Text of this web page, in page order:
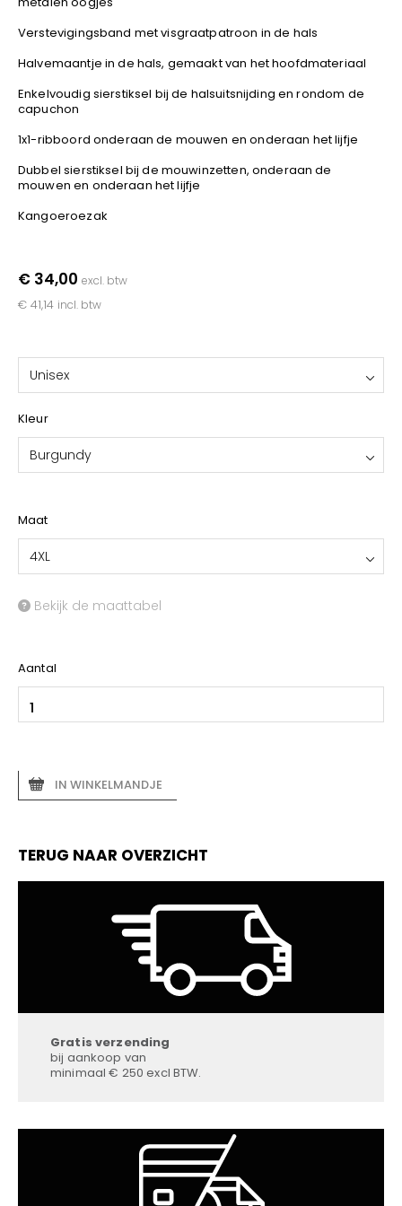
YOKO
Verstevigingsband met visgraatpatroon in de hals
Halvemaantje in de hals, gemaakt van het hoofdmateriaal
Enkelvoudig sierstiksel bij de halsuitsnijding en rondom de
capuchon
1x1-ribboord onderaan de mouwen en onderaan het lijfje
Dubbel sierstiksel bij de mouwinzetten, onderaan de
mouwen en onderaan het lijfje
Kangoeroezak
€ 34,00 excl. btw
€ 41,14 incl. btw
Unisex
Kleur
Burgundy
Maat
4XL
Bekijk de maattabel
Aantal
IN WINKELMANDJE
TERUG NAAR OVERZICHT
Gratis verzending
bij aankoop van
minimaal € 250 excl BTW.